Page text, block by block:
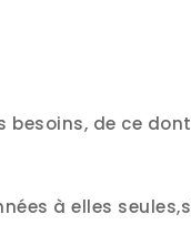
de ce
à elles